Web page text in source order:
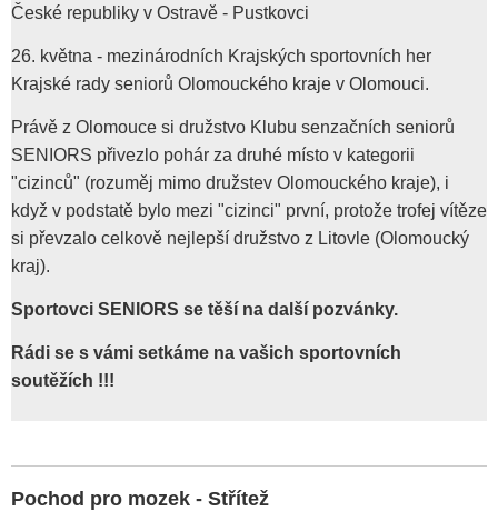
České republiky v Ostravě - Pustkovci
26. května - mezinárodních Krajských sportovních her
Krajské rady seniorů Olomouckého kraje v Olomouci.
Právě z Olomouce si družstvo Klubu senzačních seniorů
SENIORS přivezlo pohár za druhé místo v kategorii
"cizinců" (rozuměj mimo družstev Olomouckého kraje), i
když v podstatě bylo mezi "cizinci" první, protože trofej vítěze
si převzalo celkově nejlepší družstvo z Litovle (Olomoucký
kraj).
Sportovci SENIORS se těší na další pozvánky.
Rádi se s vámi setkáme na vašich sportovních
soutěžích !!!
Pochod pro mozek - Střítež